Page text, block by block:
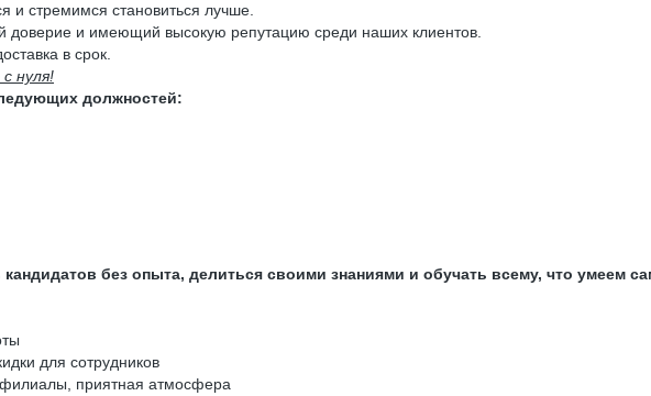
и стремимся становиться лучше.
доверие и имеющий высокую репутацию среди наших клиентов.
в срок.
нуля!
должностей:
без опыта, делиться своими знаниями и обучать всему, что умеем
для сотрудников
приятная атмосфера